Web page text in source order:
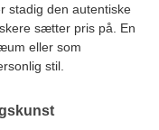
stadig den autentiske
sætter pris på. En
eller som
stil.